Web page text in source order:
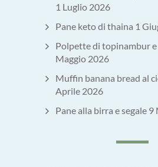
1 Luglio 2026
Pane keto di thaina 1
Polpette di topinambur e
Maggio 2026
Muffin banana bread al
Aprile 2026
Pane alla birra e segale 9